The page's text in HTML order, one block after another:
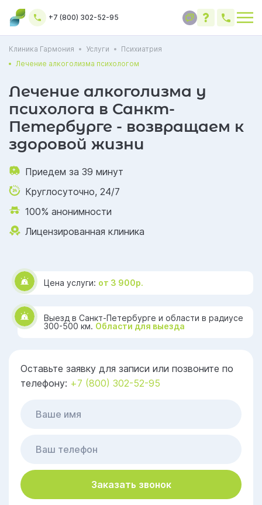
+7 (800) 302-52-95
Клиника Гармония Услуги
Психиатрия
Лечение алкоголизма психологом
Цена услуги: от 3 900р.
Выезд в Санкт-Петербурге и области в радиусе
300-500 км. Области для выезда
Оставьте заявку для записи или позвоните по
телефону: +7 (800) 302-52-95
Заказать звонок
Лечение алкоголизма у
психолога в Санкт-
Петербурге - возвращаем к
здоровой жизни
Приедем за 39 минут
Круглосуточно, 24/7
100% анонимности
Лицензированная клиника